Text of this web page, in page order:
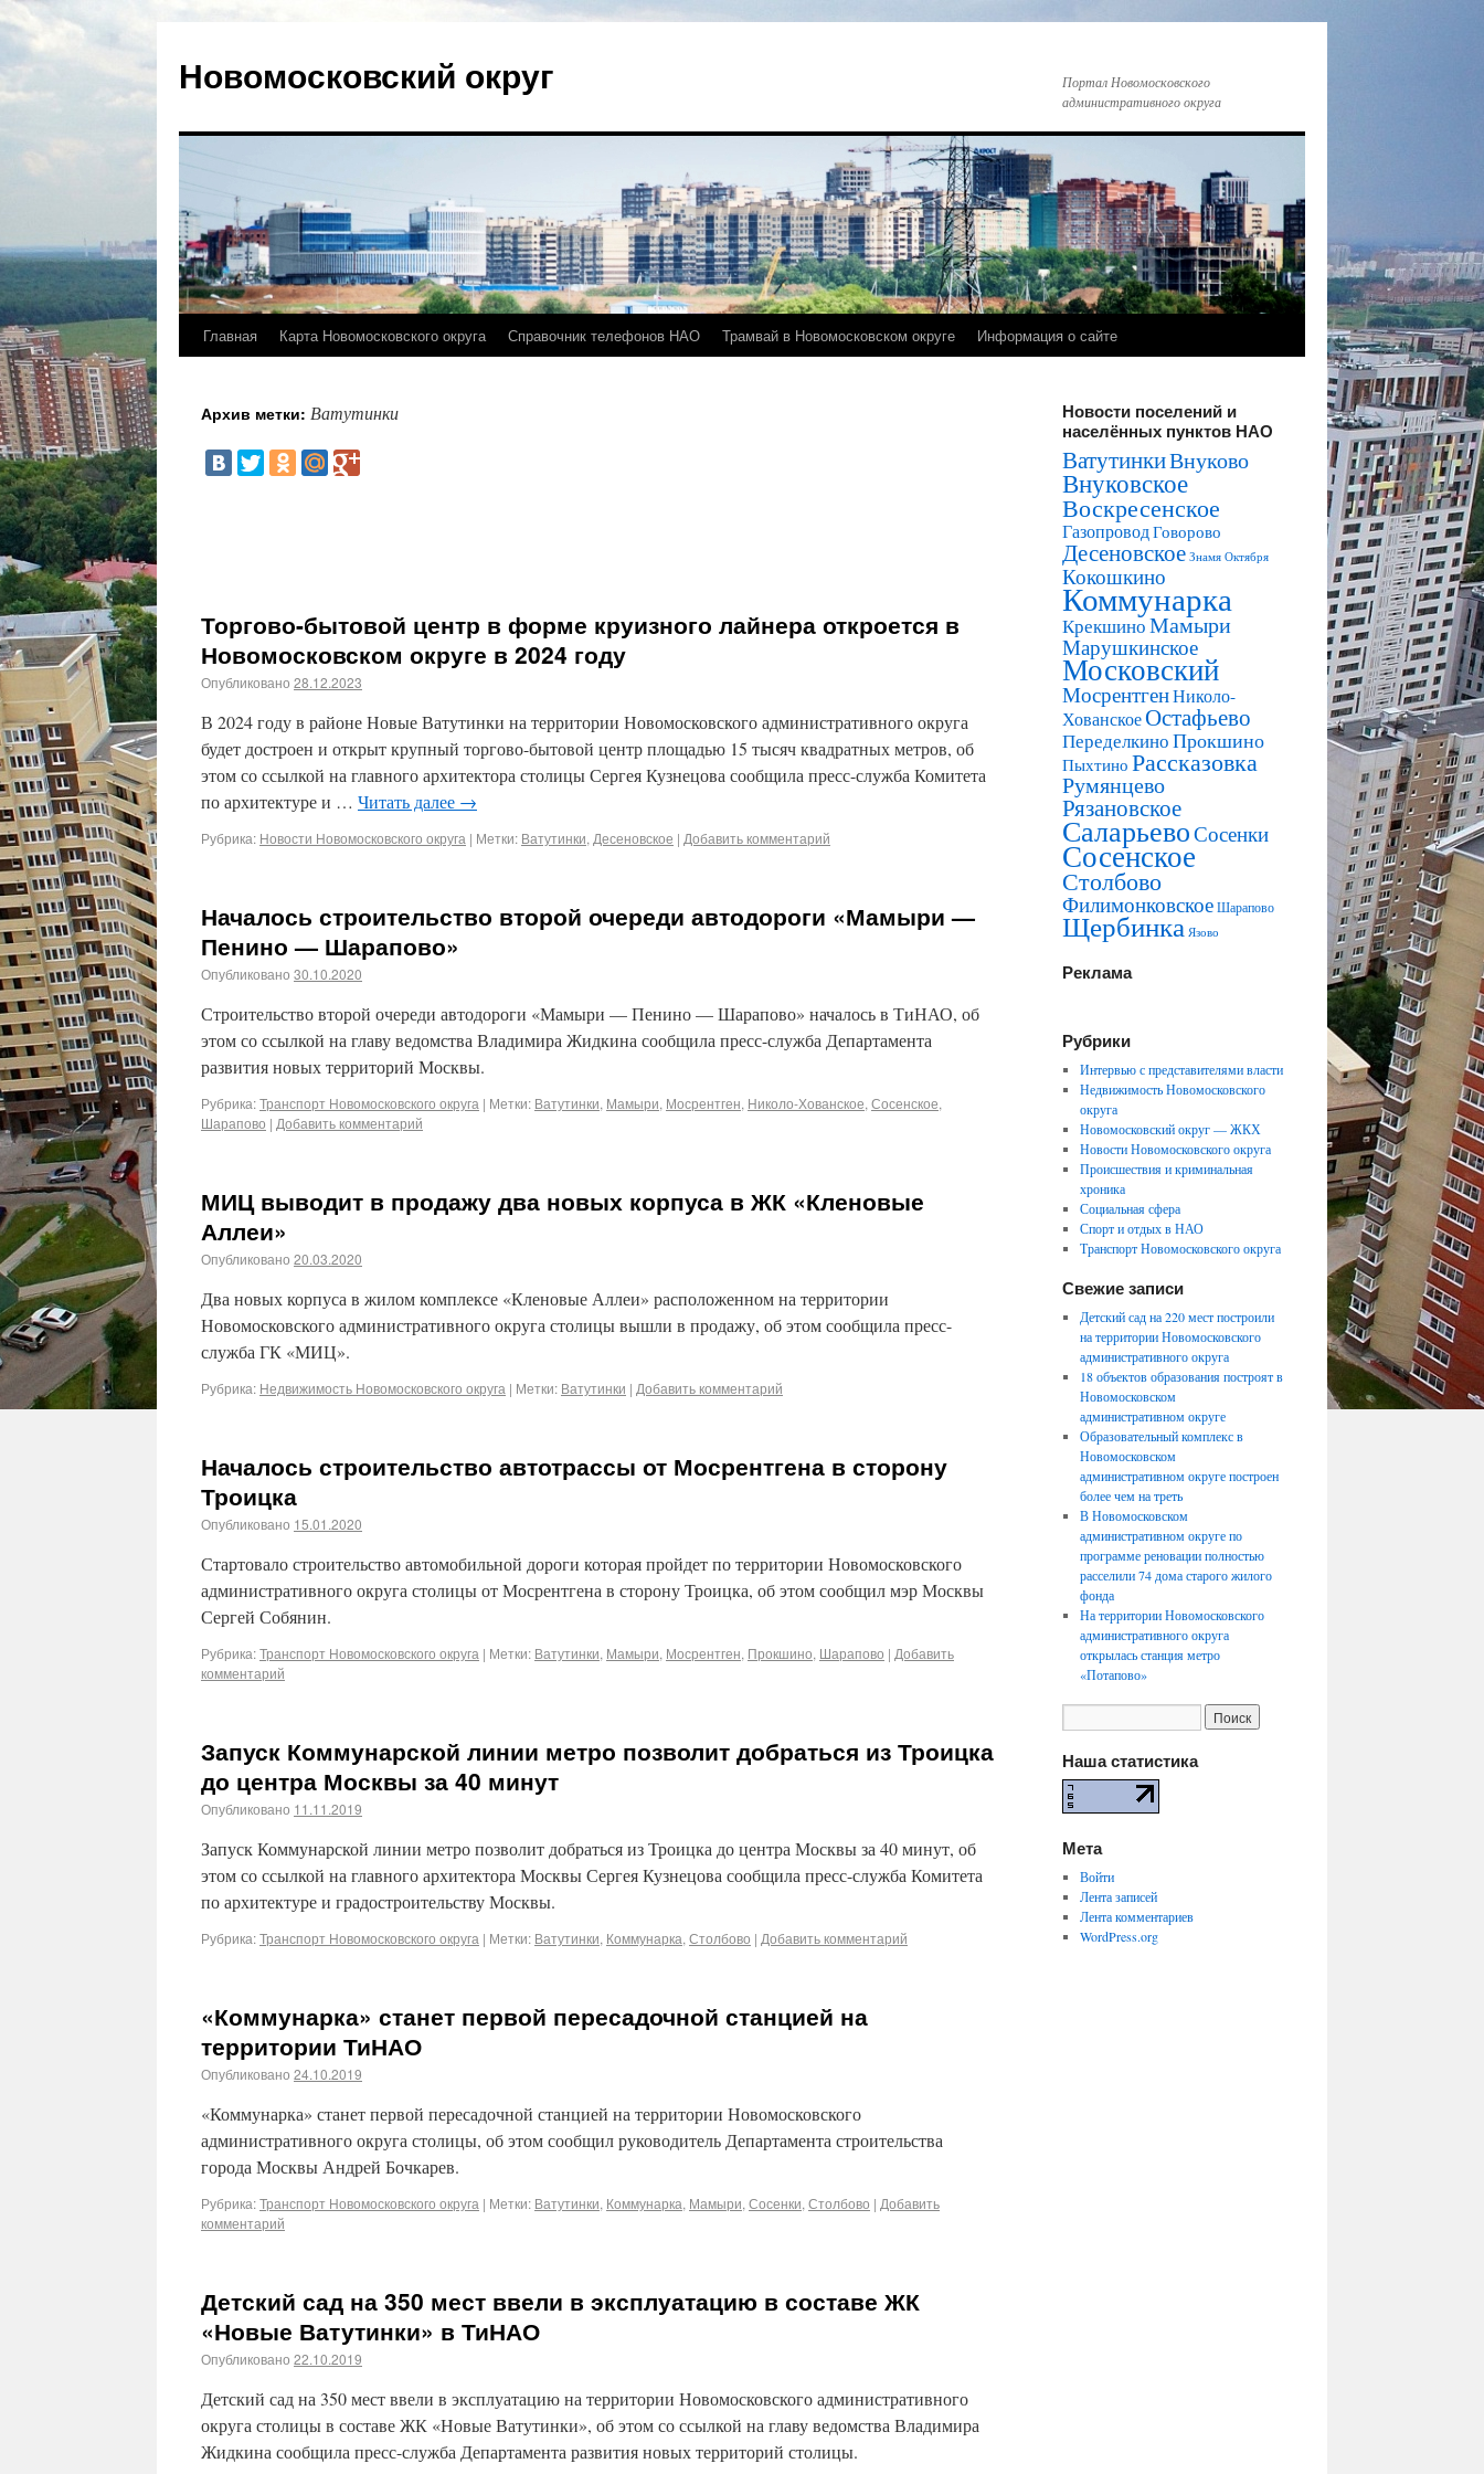
Новомосковский округ
Портал Новомосковского
административного округа
Главная Карта Новомосковского округа Справочник телефонов НАО Трамвай в Новомосковском округе Информация о сайте
Архив метки: Ватутинки
Торгово-бытовой центр в форме круизного лайнера откроется в
Новомосковском округе в 2024 году
Опубликовано 28.12.2023
В 2024 году в районе Новые Ватутинки на территории Новомосковского административного округа
будет достроен и открыт крупный торгово-бытовой центр площадью 15 тысяч квадратных метров, об
этом со ссылкой на главного архитектора столицы Сергея Кузнецова сообщила пресс-служба Комитета
по архитектуре и … Читать далее →
Рубрика: Новости Новомосковского округа | Метки: Ватутинки,Десеновское | Добавить комментарий
Началось строительство второй очереди автодороги «Мамыри —
Пенино — Шарапово»
Опубликовано 30.10.2020
Строительство второй очереди автодороги «Мамыри — Пенино — Шарапово» началось в ТиНАО, об
этом со ссылкой на главу ведомства Владимира Жидкина сообщила пресс-служба Департамента
развития новых территорий Москвы.
Рубрика:Транспорт Новомосковского округа | Метки: Ватутинки, Мамыри, Мосрентген, Николо-Хованское,Сосенское,
Шарапово | Добавить комментарий
МИЦ выводит в продажу два новых корпуса в ЖК «Кленовые
Аллеи»
Опубликовано 20.03.2020
Два новых корпуса в жилом комплексе «Кленовые Аллеи» расположенном на территории
Новомосковского административного округа столицы вышли в продажу, об этом сообщила пресс-
служба ГК «МИЦ».
Рубрика: Недвижимость Новомосковского округа | Метки: Ватутинки | Добавить комментарий
Началось строительство автотрассы от Мосрентгена в сторону
Троицка
Опубликовано 15.01.2020
Стартовало строительство автомобильной дороги которая пройдет по территории Новомосковского
административного округа столицы от Мосрентгена в сторону Троицка, об этом сообщил мэр Москвы
Сергей Собянин.
Рубрика:Транспорт Новомосковского округа | Метки: Ватутинки, Мамыри, Мосрентген, Прокшино, Шарапово | Добавить
комментарий
Запуск Коммунарской линии метро позволит добраться из Троицка
до центра Москвы за 40 минут
Опубликовано 11.11.2019
Запуск Коммунарской линии метро позволит добраться из Троицка до центра Москвы за 40 минут, об
этом со ссылкой на главного архитектора Москвы Сергея Кузнецова сообщила пресс-служба Комитета
по архитектуре и градостроительству Москвы.
Рубрика:Транспорт Новомосковского округа | Метки: Ватутинки, Коммунарка,Столбово | Добавить комментарий
«Коммунарка» станет первой пересадочной станцией на
территории ТиНАО
Опубликовано 24.10.2019
«Коммунарка» станет первой пересадочной станцией на территории Новомосковского
административного округа столицы, об этом сообщил руководитель Департамента строительства
города Москвы Андрей Бочкарев.
Рубрика:Транспорт Новомосковского округа | Метки: Ватутинки, Коммунарка, Мамыри,Сосенки,Столбово | Добавить
комментарий
Детский сад на 350 мест ввели в эксплуатацию в составе ЖК
«Новые Ватутинки» в ТиНАО
Опубликовано 22.10.2019
Детский сад на 350 мест ввели в эксплуатацию на территории Новомосковского административного
округа столицы в составе ЖК «Новые Ватутинки», об этом со ссылкой на главу ведомства Владимира
Жидкина сообщила пресс-служба Департамента развития новых территорий столицы.
Новости поселений и
населённых пунктов НАО
ВатутинкиВнуково
Внуковское
Воскресенское
ГазопроводГоворово
Десеновское Знамя Октября
Кокошкино
Коммунарка
КрекшиноМамыри
Марушкинское
Московский
МосрентгенНиколо-
ХованскоеОстафьево
ПеределкиноПрокшино
Пыхтино Рассказовка
Румянцево
Рязановское
СаларьевоСосенки
Сосенское
Столбово
ФилимонковскоеШарапово
Щербинка Язово
Реклама
Рубрики
Интервью с представителями власти
Недвижимость Новомосковского
округа
Новомосковский округ — ЖКХ
Новости Новомосковского округа
Происшествия и криминальная
хроника
Социальная сфера
Спорт и отдых в НАО
Транспорт Новомосковского округа
Свежие записи
Детский сад на 220 мест построили
на территории Новомосковского
административного округа
18 объектов образования построят в
Новомосковском
административном округе
Образовательный комплекс в
Новомосковском
административном округе построен
более чем на треть
В Новомосковском
административном округе по
программе реновации полностью
расселили 74 дома старого жилого
фонда
На территории Новомосковского
административного округа
открылась станция метро
«Потапово»
Наша статистика
Мета
Войти
Лента записей
Лента комментариев
WordPress.org